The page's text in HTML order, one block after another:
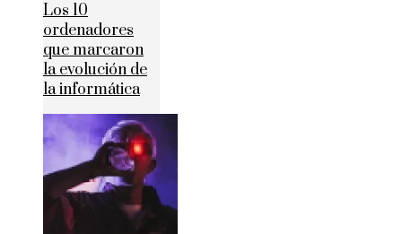
Los 10
ordenadores
que marcaron
la evolución de
la informática